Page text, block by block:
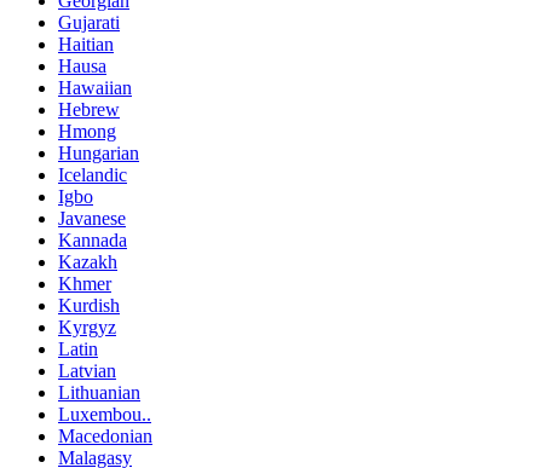
Gujarati
Haitian
Hausa
Hawaiian
Hebrew
Hmong
Hungarian
Icelandic
Igbo
Javanese
Kannada
Kazakh
Khmer
Kurdish
Kyrgyz
Latin
Latvian
Lithuanian
Luxembou..
Macedonian
Malagasy